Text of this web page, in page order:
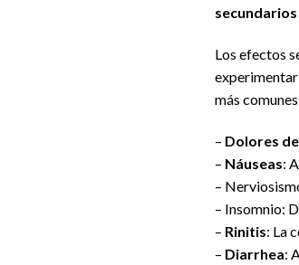
secundarios
Los efectos
experimentar
más
– Dolores
– Náuseas:
–
– Insomnio:
– Rinitis: La
– Diarrhea: